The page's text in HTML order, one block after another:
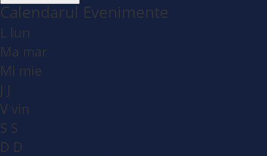
Calendarul Evenimente
L lun
Ma mar
Mi mie
J J
V vin
S S
D D